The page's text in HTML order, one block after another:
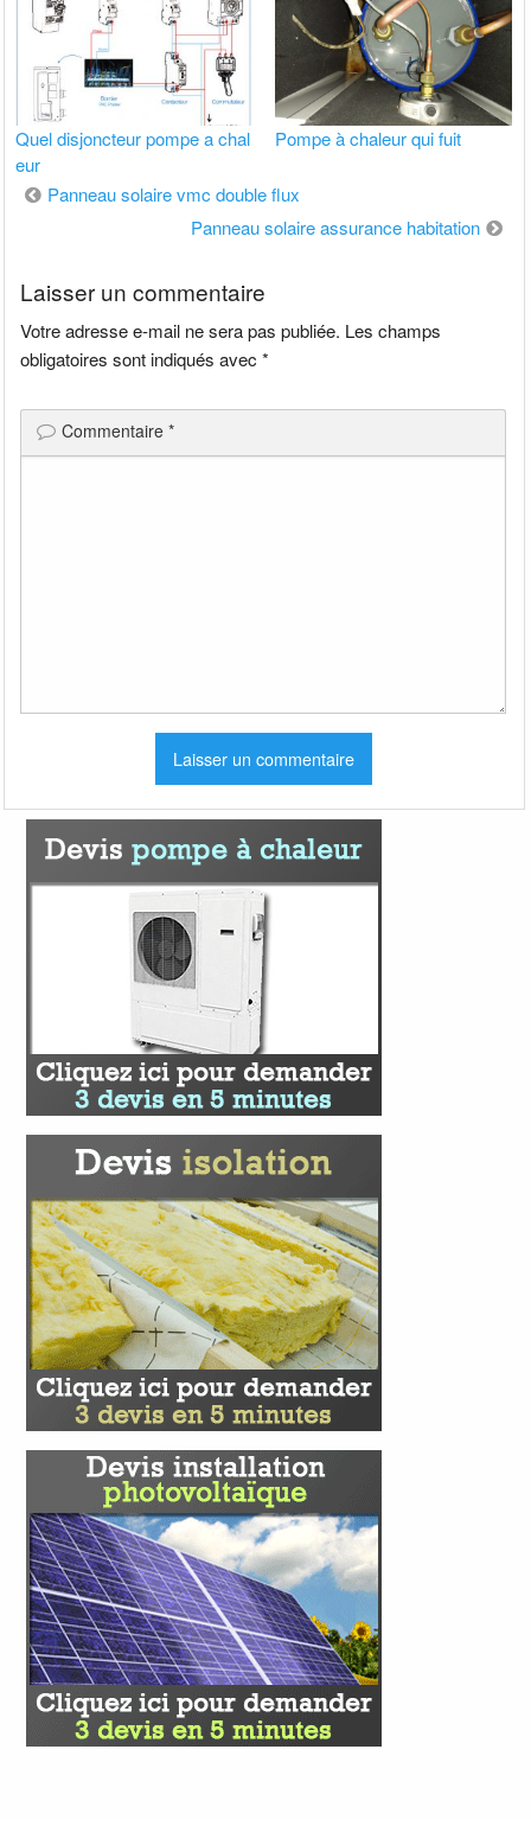
Quel disjoncteur pompe a chal
eur
Pompe à chaleur qui fuit
Navigation
Panneau solaire vmc double flux
Panneau solaire assurance habitation
Laisser un commentaire
Votre adresse e-mail ne sera pas publiée. Les champs
obligatoires sont indiqués avec*
Commentaire*